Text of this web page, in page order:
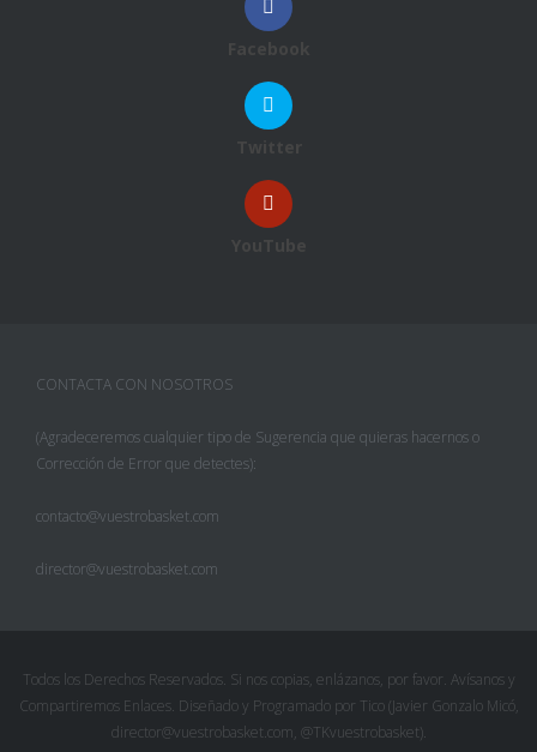
Facebook
Twitter
YouTube
CONTACTA CON NOSOTROS
(Agradeceremos cualquier tipo de Sugerencia que quieras hacernos o
Corrección de Error que detectes):
contacto@vuestrobasket.com
director@vuestrobasket.com
Todos los Derechos Reservados. Si nos copias, enlázanos, por favor. Avísanos y
Compartiremos Enlaces. Diseñado y Programado por Tico (Javier Gonzalo Micó,
director@vuestrobasket.com, @TKvuestrobasket).
Pinterest